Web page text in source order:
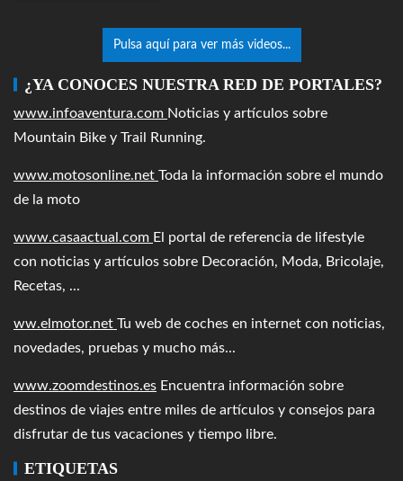
Pulsa aquí para ver más videos...
¿YA CONOCES NUESTRA RED DE PORTALES?
www.infoaventura.com Noticias y artículos sobre
Mountain Bike y Trail Running.
www.motosonline.net Toda la información sobre el mundo
de la moto
www.casaactual.com El portal de referencia de lifestyle
con noticias y artículos sobre Decoración, Moda, Bricolaje,
Recetas, ...
ww.elmotor.net Tu web de coches en internet con noticias,
novedades, pruebas y mucho más...
www.zoomdestinos.es Encuentra información sobre
destinos de viajes entre miles de artículos y consejos para
disfrutar de tus vacaciones y tiempo libre.
ETIQUETAS